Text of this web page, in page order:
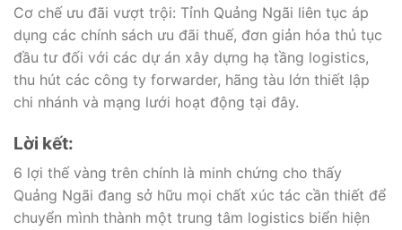
Cơ chế ưu đãi vượt trội: Tỉnh Quảng Ngãi liên tục áp
dụng các chính sách ưu đãi thuế, đơn giản hóa thủ tục
đầu tư đối với các dự án xây dựng hạ tầng logistics,
thu hút các công ty forwarder, hãng tàu lớn thiết lập
chi nhánh và mạng lưới hoạt động tại đây.
Lời kết:
6 lợi thế vàng trên chính là minh chứng cho thấy
Quảng Ngãi đang sở hữu mọi chất xúc tác cần thiết để
chuyển mình thành một trung tâm logistics biển hiện